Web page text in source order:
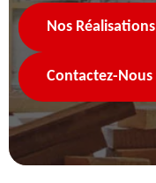
Nos Réalisations
Contactez-Nous